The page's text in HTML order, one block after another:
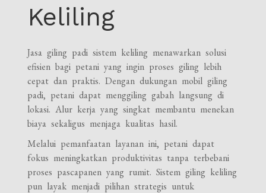
Keliling
Jasa giling padi sistem keliling menawarkan solusi
efisien bagi petani yang ingin proses giling lebih
cepat dan praktis. Dengan dukungan mobil giling
padi, petani dapat menggiling gabah langsung di
lokasi. Alur kerja yang singkat membantu menekan
biaya sekaligus menjaga kualitas hasil.
Melalui pemanfaatan layanan ini, petani dapat
fokus meningkatkan produktivitas tanpa terbebani
proses pascapanen yang rumit. Sistem giling keliling
pun layak menjadi pilihan strategis untuk